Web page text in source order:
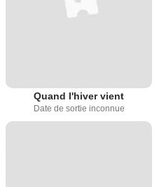
Quand l'hiver vient
Date de sortie inconnue